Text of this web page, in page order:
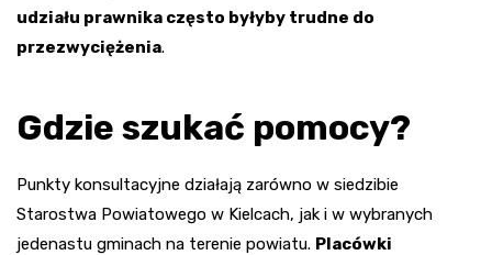
udziału prawnika często byłyby trudne do
przezwyciężenia.
Gdzie szukać pomocy?
Punkty konsultacyjne działają zarówno w siedzibie
Starostwa Powiatowego w Kielcach, jak i w wybranych
jedenastu gminach na terenie powiatu. Placówki